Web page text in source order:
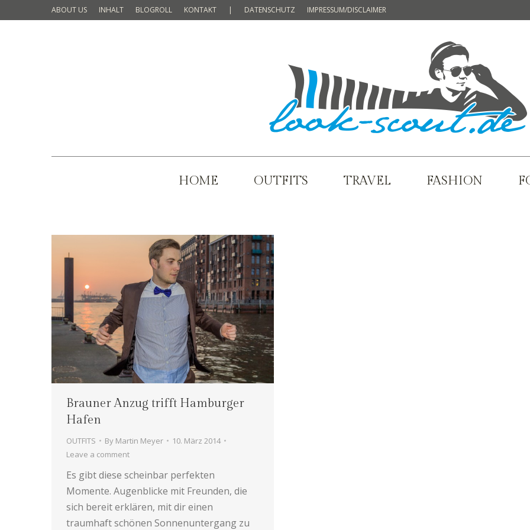
ABOUT US INHALT BLOGROLL KONTAKT | DATENSCHUTZ IMPRESSUM/DISCLAIMER
HOME OUTFITS TRAVEL FASHION
Brauner Anzug trifft Hamburger
Hafen
OUTFITS By Martin Meyer
10. März 2014
Leave a comment
Es gibt diese scheinbar perfekten
Momente. Augenblicke mit Freunden, die
sich bereit erklären, mit dir einen
traumhaft schönen Sonnenuntergang zu